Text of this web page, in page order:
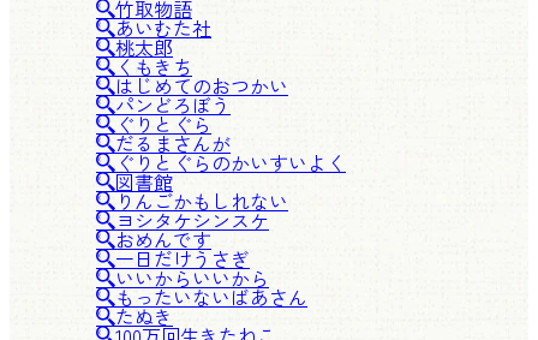
竹取物語
あいむた社
桃太郎
くもきち
はじめてのおつかい
パンどろぼう
ぐりとぐら
だるまさんが
ぐりとぐらのかいすいよく
図書館
りんごかもしれない
ヨシタケシンスケ
おめんです
一日だけうさぎ
いいからいいから
もったいないばあさん
たぬき